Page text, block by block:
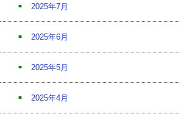
2025年7月
2025年6月
2025年5月
2025年4月